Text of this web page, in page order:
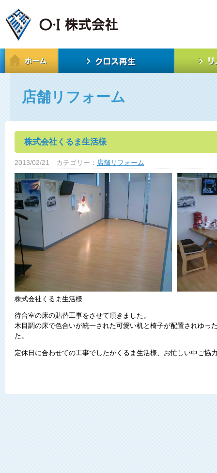
店舗リフォーム
株式会社くるま生活様
2013/02/21 カテゴリー： 店舗リフォーム
株式会社くるま生活様
待合室の床の貼替工事をさせて頂きました。
木目調の床で色合いが統一された可愛い机と椅子が配置されゆっ
た。
定休日に合わせての工事でしたがくるま生活様、お忙しい中ご協